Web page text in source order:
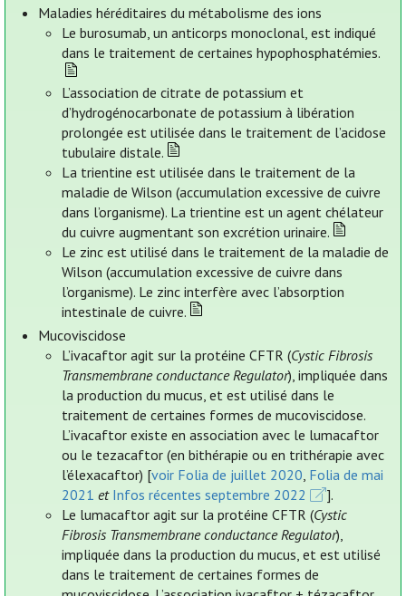
Maladies héréditaires du métabolisme des ions
Le burosumab, un anticorps monoclonal, est indiqué
dans le traitement de certaines hypophosphatémies.
L’association de citrate de potassium et
d’hydrogénocarbonate de potassium à libération
prolongée est utilisée dans le traitement de l’acidose
tubulaire distale.
La trientine est utilisée dans le traitement de la
maladie de Wilson (accumulation excessive de cuivre
dans l’organisme). La trientine est un agent chélateur
du cuivre augmentant son excrétion urinaire.
Le zinc est utilisé dans le traitement de la maladie de
Wilson (accumulation excessive de cuivre dans
l’organisme). Le zinc interfère avec l’absorption
intestinale de cuivre.
Mucoviscidose
L’ivacaftor agit sur la protéine CFTR (Cystic Fibrosis
Transmembrane conductance Regulator), impliquée dans
la production du mucus, et est utilisé dans le
traitement de certaines formes de mucoviscidose.
L’ivacaftor existe en association avec le lumacaftor
ou le tezacaftor (en bithérapie ou en trithérapie avec
l’élexacaftor) [voir Folia de juillet 2020, Folia de mai
2021 et Infos récentes septembre 2022
].
Le lumacaftor agit sur la protéine CFTR (Cystic
Fibrosis Transmembrane conductance Regulator),
impliquée dans la production du mucus, et est utilisé
dans le traitement de certaines formes de